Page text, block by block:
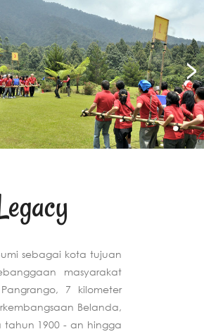
sebagai kota tujuan
masyarakat
7 kilometer
Belanda,
tahun 1900 - an hingga